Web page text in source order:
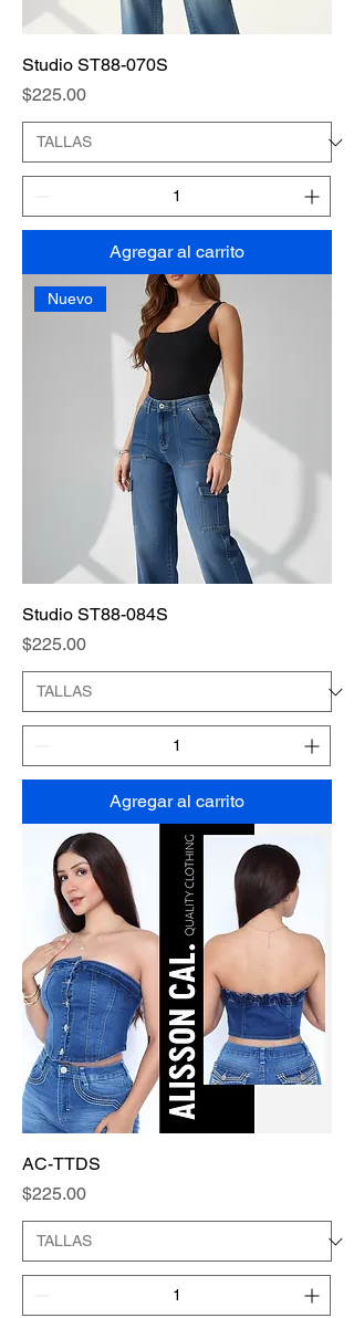
Studio ST88-070S
Precio
$225.00
Agregar al carrito
Nuevo
Studio ST88-084S
Precio
$225.00
Agregar al carrito
AC-TTDS
Precio
$225.00